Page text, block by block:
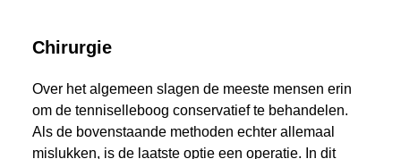
Chirurgie
Over het algemeen slagen de meeste mensen erin
om de tenniselleboog conservatief te behandelen.
Als de bovenstaande methoden echter allemaal
mislukken, is de laatste optie een operatie. In dit